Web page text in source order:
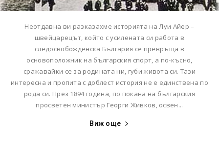
Неотдавна ви разказахме историята на Луи Айер –
швейцарецът, който с усилената си работа в
следосвобожденска България се превръща в
основоположник на българския спорт, а по-късно,
сражавайки се за родината ни, губи живота си. Тази
интересна и пропита с доблест история не е единствена по
рода си. През 1894 година, по покана на българския
просветен министър Георги Живков, освен...
Виж още